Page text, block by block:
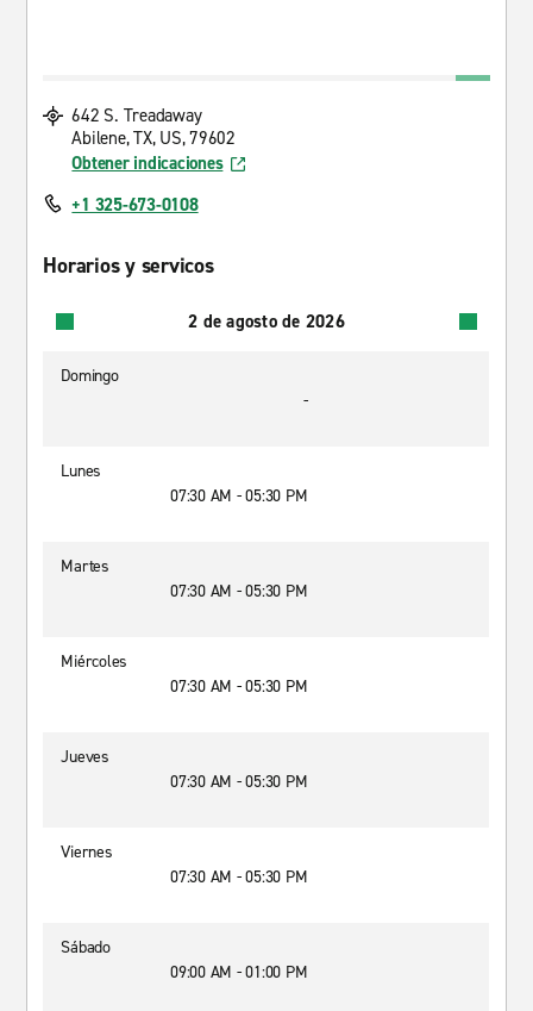
642 S. Treadaway
Abilene, TX, US, 79602
Obtener indicaciones
+1 325-673-0108
Horarios y servicos
2 de agosto de 2026
Domingo
-
Lunes
07:30 AM - 05:30 PM
Martes
07:30 AM - 05:30 PM
Miércoles
07:30 AM - 05:30 PM
Jueves
07:30 AM - 05:30 PM
Viernes
07:30 AM - 05:30 PM
Sábado
09:00 AM - 01:00 PM